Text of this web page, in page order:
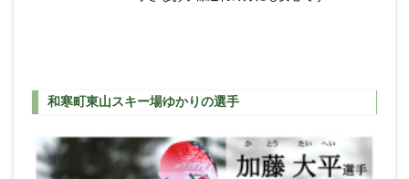
和寒町東山スキー場ゆかりの選手